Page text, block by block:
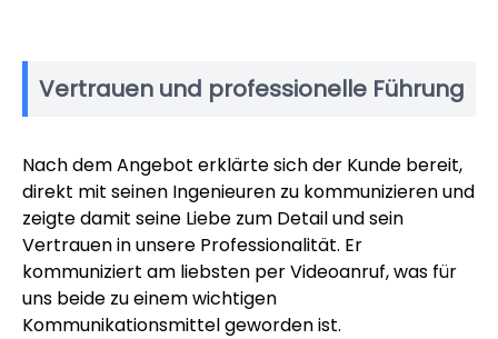
Vertrauen und professionelle Führung
Nach dem Angebot erklärte sich der Kunde bereit,
direkt mit seinen Ingenieuren zu kommunizieren und
zeigte damit seine Liebe zum Detail und sein
Vertrauen in unsere Professionalität. Er
kommuniziert am liebsten per Videoanruf, was für
uns beide zu einem wichtigen
Kommunikationsmittel geworden ist.